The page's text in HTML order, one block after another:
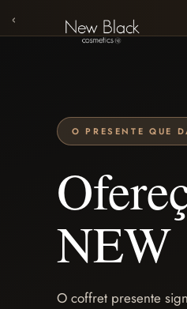
‹
O PRESENTE QUE
O coffret presente